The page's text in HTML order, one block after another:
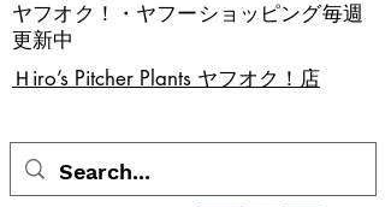
​Ｈiro’s Pitcher Plants ヤフオク！店
ヤフオク！・ヤフーショッピング毎週
更新中